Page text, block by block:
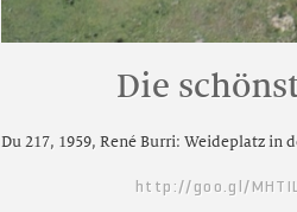
Die
Du 217, 1959, René Burri: Weideplatz
http://goo.gl/